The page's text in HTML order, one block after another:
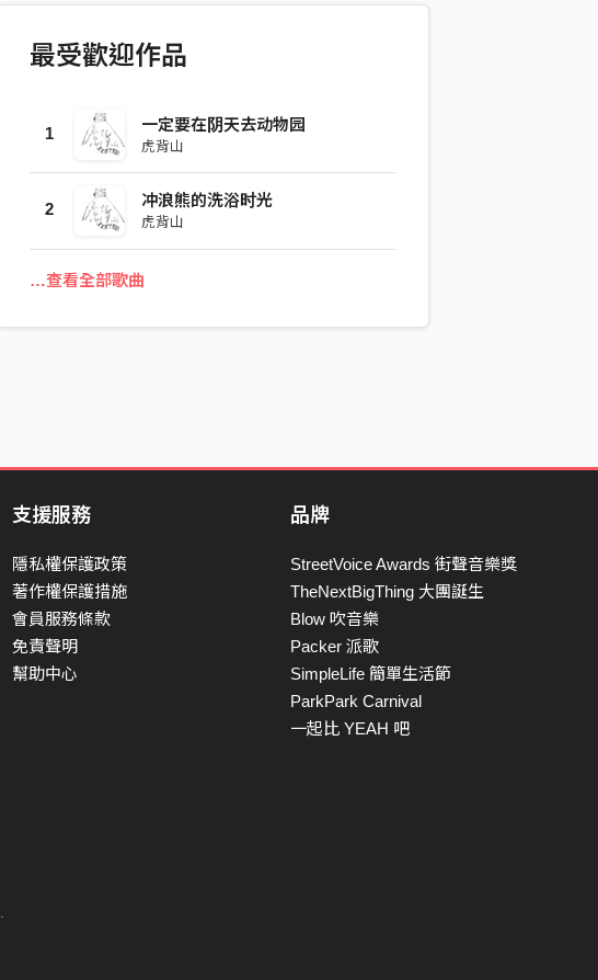
最受歡迎作品
1 一定要在阴天去动物园
虎背山
2 冲浪熊的洗浴时光
虎背山
…查看全部歌曲
支援服務
隱私權保護政策
著作權保護措施
會員服務條款
免責聲明
幫助中心
品牌
StreetVoice Awards 街聲音樂獎
TheNextBigThing 大團誕生
Blow 吹音樂
Packer 派歌
SimpleLife 簡單生活節
ParkPark Carnival
一起比 YEAH 吧